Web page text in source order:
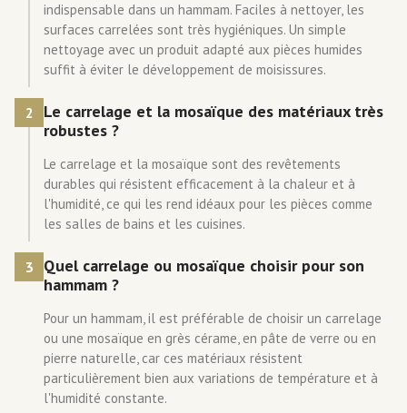
indispensable dans un hammam. Faciles à nettoyer, les
surfaces carrelées sont très hygiéniques. Un simple
nettoyage avec un produit adapté aux pièces humides
suffit à éviter le développement de moisissures.
2
Le carrelage et la mosaïque des matériaux très
robustes ?
Le carrelage et la mosaïque sont des revêtements
durables qui résistent efficacement à la chaleur et à
l'humidité, ce qui les rend idéaux pour les pièces comme
les salles de bains et les cuisines.
3
Quel carrelage ou mosaïque choisir pour son
hammam ?
Pour un hammam, il est préférable de choisir un carrelage
ou une mosaïque en grès cérame, en pâte de verre ou en
pierre naturelle, car ces matériaux résistent
particulièrement bien aux variations de température et à
l'humidité constante.